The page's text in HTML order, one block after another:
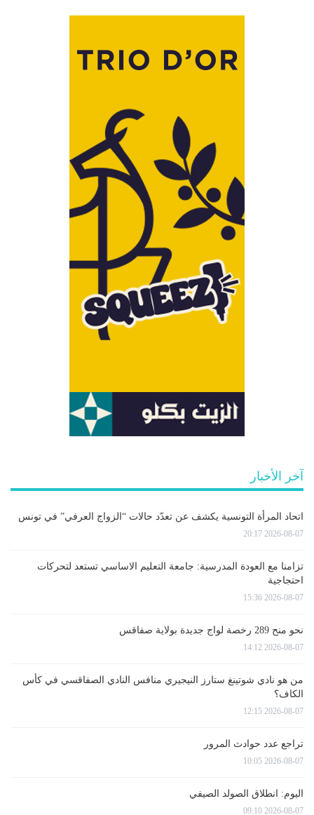
آخر الأخبار
اتحاد المرأة التونسية يكشف عن تعدّد حالات “الزواج العرفي” في تونس
2026-08-07 20:17
تزامنا مع العودة المدرسية: جامعة التعليم الاساسي تستعد لتحركات
احتجاجية
2026-08-07 15:36
نحو منح 289 رخصة لواج جديدة بولاية صفاقس
2026-08-07 14:12
من هو نادي شوتينغ ستارز النيجيري منافس النادي الصفاقسي في كأس
الكاف؟
2026-08-07 12:15
تراجع عدد حوادث المرور
2026-08-07 10:05
اليوم: انطلاق الصولد الصيفي
2026-08-07 09:10